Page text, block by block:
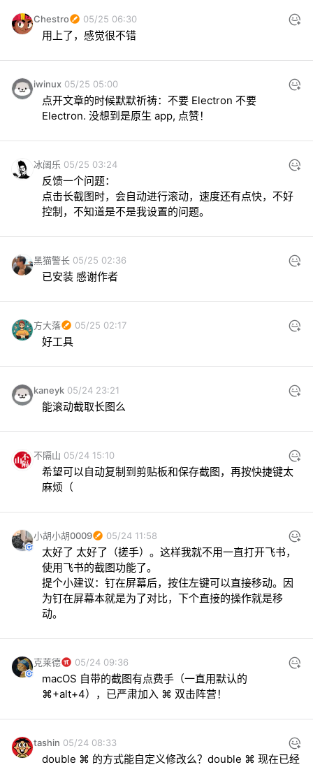
Chestro 05/25 06:30
用上了，感觉很不错
iwinux 05/25 05:00
点开文章的时候默默祈祷：不要 Electron 不要
Electron. 没想到是原生 app, 点赞！
冰阔乐 05/25 03:24
反馈一个问题：
点击长截图时，会自动进行滚动，速度还有点快，不好
控制，不知道是不是我设置的问题。
黑猫警长 05/25 02:36
已安装 感谢作者
方大落 05/25 02:17
好工具
kaneyk 05/24 23:21
能滚动截取长图么
不隔山 05/24 15:10
希望可以自动复制到剪贴板和保存截图，再按快捷键太
麻烦（
小胡小胡0009 05/24 11:58
太好了 太好了（搓手）。这样我就不用一直打开飞书，
使用飞书的截图功能了。
提个小建议：钉在屏幕后，按住左键可以直接移动。因
为钉在屏幕本就是为了对比，下个直接的操作就是移
动。
克莱德 05/24 09:36
macOS 自带的截图有点费手（一直用默认的
⌘+alt+4），已严肃加入 ⌘ 双击阵营！
tashin 05/24 08:33
double ⌘ 的方式能自定义修改么？double ⌘ 现在已经